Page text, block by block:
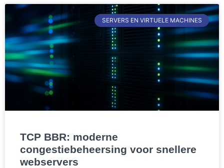
SERVERS EN VIRTUELE MACHINES
TCP BBR: moderne
congestiebeheersing voor snellere
webservers